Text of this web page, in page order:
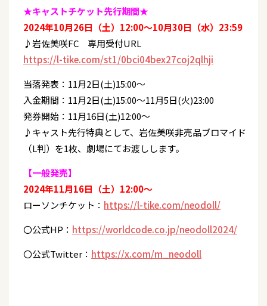
★キャストチケット先行期間★
2024年10月26日（土）12:00～10月30日（水）23:59
♪岩佐美咲FC 専用受付URL
https://l-tike.com/st1/0bci04bex27coj2qlhji
当落発表：11月2日(土)15:00～
入金期間：11月2日(土)15:00～11月5日(火)23:00
発券開始：11月16日(土)12:00～
♪キャスト先行特典として、岩佐美咲非売品ブロマイド
（L判）を1枚、劇場にてお渡しします。
【一般発売】
2024年11月16日（土）12:00～
ローソンチケット： https://l-tike.com/neodoll/
〇公式HP： https://worldcode.co.jp/neodoll2024/
〇公式Twitter： https://x.com/m_neodoll